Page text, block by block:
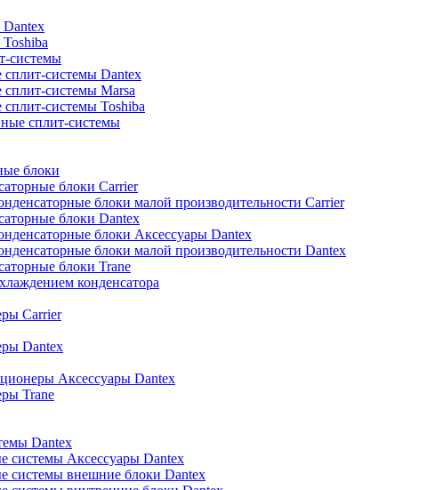
системы
системы Dantex
системы Marsa
системы Toshiba
сплит-системы
блоки
блоки Carrier
блоки малой производительности Carrier
блоки Dantex
блоки Аксессуары Dantex
блоки малой производительности Dantex
блоки Trane
конденсатора
Carrier
Dantex
Аксессуары Dantex
Trane
Dantex
системы Аксессуары Dantex
системы внешние блоки Dantex